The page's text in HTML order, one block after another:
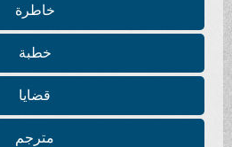
خاطرة
خطبة
قضايا
مترجم